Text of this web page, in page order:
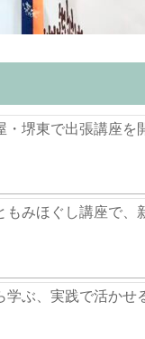
・堺東で出張講座を
みほぐし講座で、
学ぶ、実践で活かせ